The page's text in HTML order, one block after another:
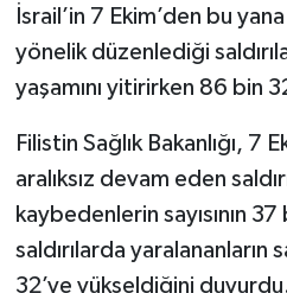
İsrail’in 7 Ekim’den bu
yönelik düzenlediği
yaşamını yitirirken 86 bin
Filistin Sağlık Bakanlığı, 7
aralıksız devam eden
kaybedenlerin sayısının
saldırılarda yaralananların
32’ye yükseldiğini